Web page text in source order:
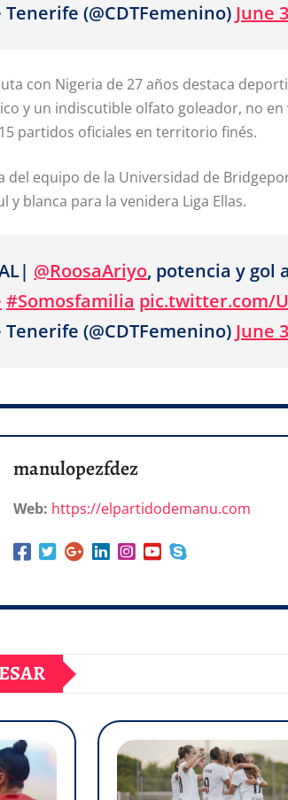
(@CDTFemenino) June
con Nigeria de 27 años destaca
y un indiscutible olfato goleador, no en
partidos oficiales en territorio finés.
del equipo de la Universidad de
y blanca para la venidera Liga Ellas.
@RoosaAriyo, potencia y gol
#Somosfamilia pic.twitter.com/
(@CDTFemenino) June
manulopezfdez
Web: https://elpartidodemanu.com